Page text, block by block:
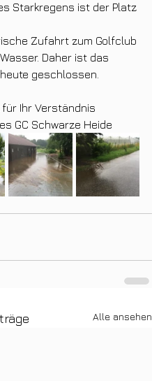
Starkregens ist der Platz
Zufahrt zum Golfclub
Daher ist das
geschlossen.
für Ihr Verständnis
GC Schwarze Heide
Alle ansehen